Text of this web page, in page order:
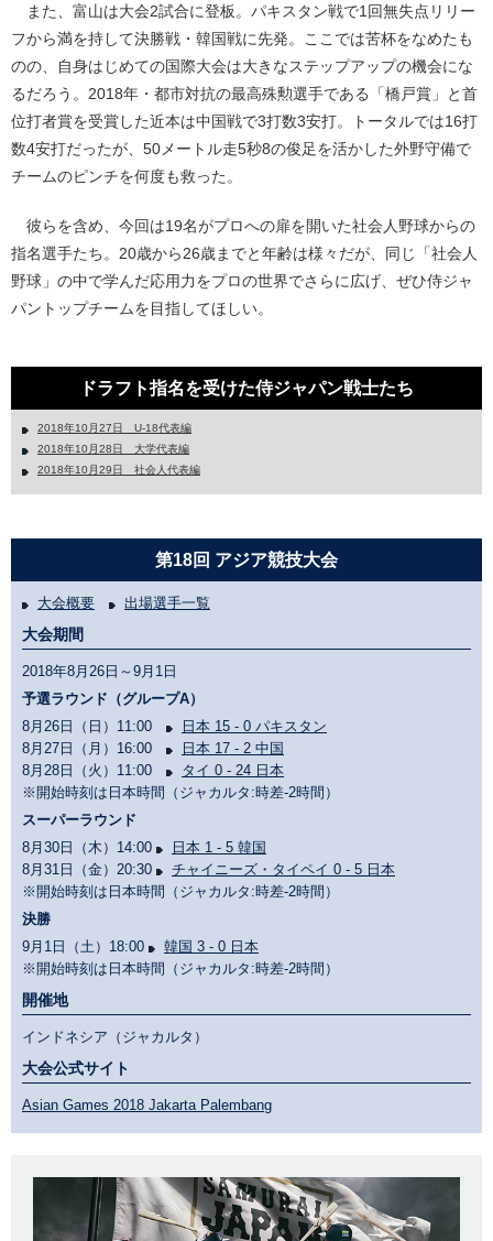
また、富山は大会2試合に登板。パキスタン戦で1回無失点リリー
フから満を持して決勝戦・韓国戦に先発。ここでは苦杯をなめたも
のの、自身はじめての国際大会は大きなステップアップの機会にな
るだろう。2018年・都市対抗の最高殊勲選手である「橋戸賞」と首
位打者賞を受賞した近本は中国戦で3打数3安打。トータルでは16打
数4安打だったが、50メートル走5秒8の俊足を活かした外野守備で
チームのピンチを何度も救った。
彼らを含め、今回は19名がプロへの扉を開いた社会人野球からの
指名選手たち。20歳から26歳までと年齢は様々だが、同じ「社会人
野球」の中で学んだ応用力をプロの世界でさらに広げ、ぜひ侍ジャ
パントップチームを目指してほしい。
ドラフト指名を受けた侍ジャパン戦士たち
2018年10月27日 U-18代表編
2018年10月28日 大学代表編
2018年10月29日 社会人代表編
第18回 アジア競技大会
大会概要 出場選手一覧
大会期間
2018年8月26日～9月1日
予選ラウンド（グループA）
8月26日（日）11:00
日本 15 - 0 パキスタン
8月27日（月）16:00
日本 17 - 2 中国
8月28日（火）11:00
タイ 0 - 24 日本
※開始時刻は日本時間（ジャカルタ:時差-2時間）
スーパーラウンド
8月30日（木）14:00
日本 1 - 5 韓国
8月31日（金）20:30
チャイニーズ・タイペイ 0 - 5 日本
※開始時刻は日本時間（ジャカルタ:時差-2時間）
決勝
9月1日（土）18:00
韓国 3 - 0 日本
※開始時刻は日本時間（ジャカルタ:時差-2時間）
開催地
インドネシア（ジャカルタ）
大会公式サイト
Asian Games 2018 Jakarta Palembang